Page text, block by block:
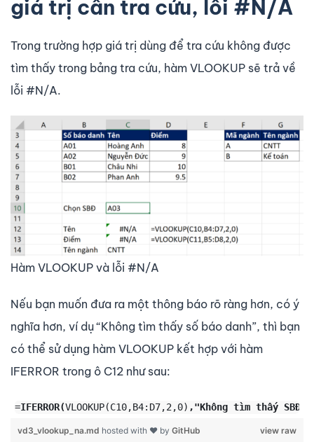
giá trị cần tra cứu, lỗi #N/A
Trong trường hợp giá trị dùng để tra cứu không được
tìm thấy trong bảng tra cứu, hàm VLOOKUP sẽ trả về
lỗi #N/A.
Hàm VLOOKUP và lỗi #N/A
Nếu bạn muốn đưa ra một thông báo rõ ràng hơn, có ý
nghĩa hơn, ví dụ “Không tìm thấy số báo danh”, thì bạn
có thể sử dụng hàm VLOOKUP kết hợp với hàm
IFERROR trong ô C12 như sau:
=IFERROR(VLOOKUP(C10,B4:D7,2,0) ,"Không tìm thấy SBĐ")
view raw
vd3_vlookup_na.md hosted with ❤ by GitHub